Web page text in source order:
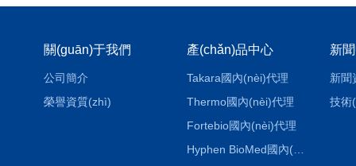
關(guān)于我們
公司簡介
榮譽資質(zhì)
產(chǎn)品中心
Takara國內(nèi)代理
Thermo國內(nèi)代理
Fortebio國內(nèi)代理
Hyphen BioMed國內(nèi)代理
新
新聞
技術